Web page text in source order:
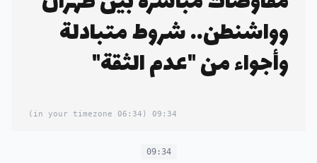
وواشنطن.. شروط متبادلة
وأجواء من "عدم الثقة"
09:34
(06:34 in your timezone)
09:34